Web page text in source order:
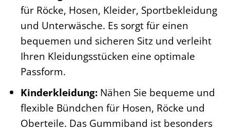
für Röcke, Hosen, Kleider, Sportbekleidung
und Unterwäsche. Es sorgt für einen
bequemen und sicheren Sitz und verleiht
Ihren Kleidungsstücken eine optimale
Passform.
Kinderkleidung:Nähen Sie bequeme und
flexible Bündchen für Hosen, Röcke und
Oberteile. Das Gummiband ist besonders